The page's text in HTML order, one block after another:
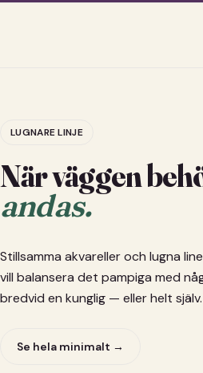
LUGNARE LINJE
När väggen
andas.
Stillsamma akvareller och lugna
vill balansera det pampiga med
bredvid en kunglig — eller helt själv.
Se hela minimalt →